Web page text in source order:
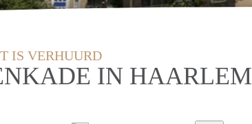
IS VERHUURD
IN HAARLEM